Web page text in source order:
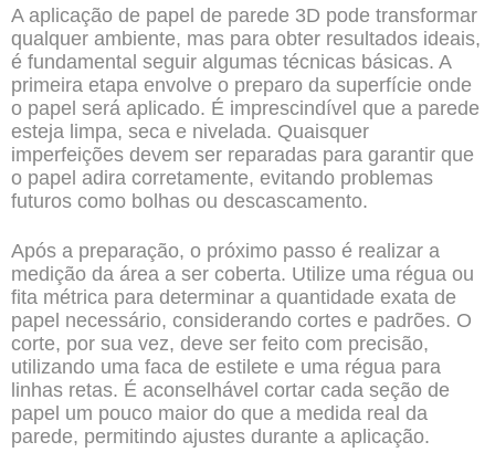
A aplicação de papel de parede 3D pode transformar
qualquer ambiente, mas para obter resultados ideais,
é fundamental seguir algumas técnicas básicas. A
primeira etapa envolve o preparo da superfície onde
o papel será aplicado. É imprescindível que a parede
esteja limpa, seca e nivelada. Quaisquer
imperfeições devem ser reparadas para garantir que
o papel adira corretamente, evitando problemas
futuros como bolhas ou descascamento.
Após a preparação, o próximo passo é realizar a
medição da área a ser coberta. Utilize uma régua ou
fita métrica para determinar a quantidade exata de
papel necessário, considerando cortes e padrões. O
corte, por sua vez, deve ser feito com precisão,
utilizando uma faca de estilete e uma régua para
linhas retas. É aconselhável cortar cada seção de
papel um pouco maior do que a medida real da
parede, permitindo ajustes durante a aplicação.